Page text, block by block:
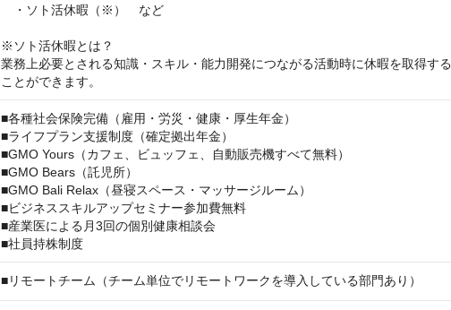
・ソト活休暇（※）　など
※ソト活休暇とは？
業務上必要とされる知識・スキル・能力開発につながる活動時に休暇を取得する
ことができます。
■各種社会保険完備（雇用・労災・健康・厚生年金）
■ライフプラン支援制度（確定拠出年金）
■GMO Yours（カフェ、ビュッフェ、自動販売機すべて無料）
■GMO Bears（託児所）
■GMO Bali Relax（昼寝スペース・マッサージルーム）
■ビジネススキルアップセミナー参加費無料
■産業医による月3回の個別健康相談会
■社員持株制度
■リモートチーム（チーム単位でリモートワークを導入している部門あり）